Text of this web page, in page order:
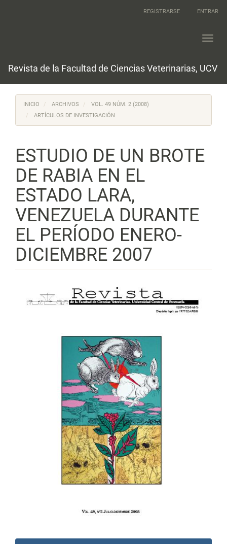
REGISTRARSE ENTRAR
Revista de la Facultad de Ciencias Veterinarias, UCV
INICIO ARCHIVOS
VOL. 49 NÚM. 2 (2008)
ARTÍCULOS DE INVESTIGACIÓN
ESTUDIO DE UN BROTE
DE RABIA EN EL
ESTADO LARA,
VENEZUELA DURANTE
EL PERÍODO ENERO-
DICIEMBRE 2007
Barra
lateral
artículo